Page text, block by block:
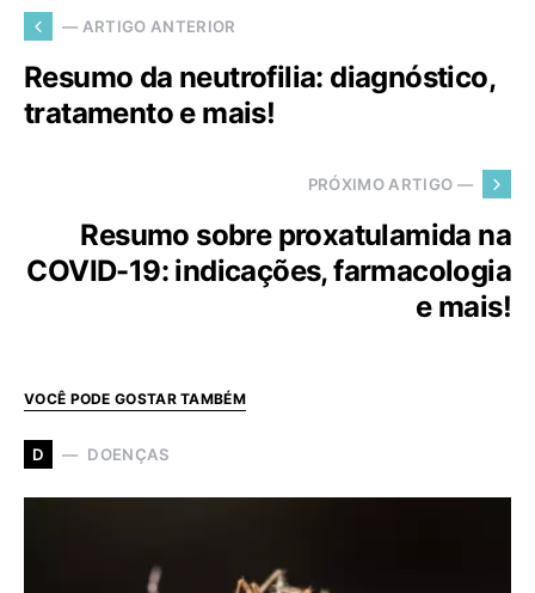
— ARTIGO ANTERIOR
Resumo da neutrofilia: diagnóstico,
tratamento e mais!
PRÓXIMO ARTIGO —
Resumo sobre proxatulamida na
COVID-19: indicações, farmacologia
e mais!
VOCÊ PODE GOSTAR TAMBÉM
D DOENÇAS